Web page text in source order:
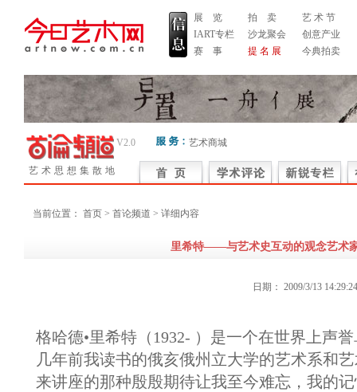
展 览
IART专栏
赛 事
拍 卖
沙龙聚会
提 名 展
艺 术 节
创意产业
今典拍卖
艺术思想集散地
V2.0 艺术商城
当前位置： 首页 > 首论频道 > 详细内容
里希特——与艺术史互动的观念艺术
日期： 2009/3/13 14:29:24
格哈德•里希特（1932- ）是一个在世界上声
几年前我读书的俄亥俄州立大学的艺术系和
来讲座的那种殷殷期待让我至今难忘，我的